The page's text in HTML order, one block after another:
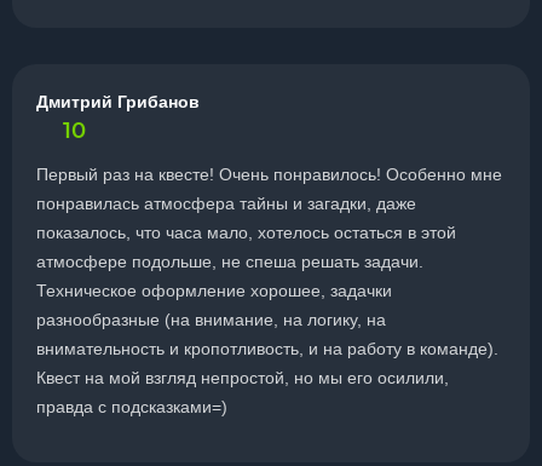
Дмитрий Грибанов
10
Первый раз на квесте! Очень понравилось! Особенно мне
понравилась атмосфера тайны и загадки, даже
показалось, что часа мало, хотелось остаться в этой
атмосфере подольше, не спеша решать задачи.
Техническое оформление хорошее, задачки
разнообразные (на внимание, на логику, на
внимательность и кропотливость, и на работу в команде).
Квест на мой взгляд непростой, но мы его осилили,
правда с подсказками=)